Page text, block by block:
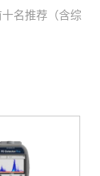
名推荐（含综